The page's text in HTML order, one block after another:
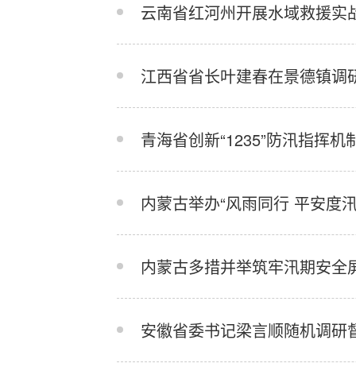
云南省红河州开展水域救援实
江西省省长叶建春在景德镇调
青海省创新“1235”防汛指挥机
内蒙古举办“风雨同行 平安度
内蒙古多措并举筑牢汛期安全
安徽省委书记梁言顺随机调